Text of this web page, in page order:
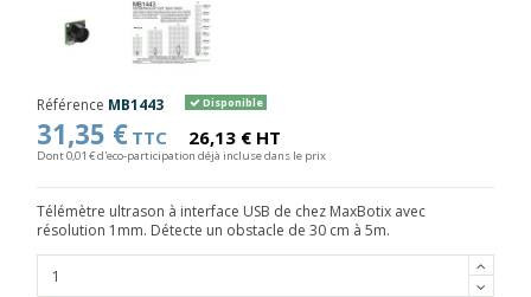
Référence MB1443 Disponible
31,35 € TTC 26,13 € HT
Dont 0,01 € d'eco-participation déjà incluse dans le prix
Télémètre ultrason à interface USB de chez MaxBotix avec
résolution 1mm. Détecte un obstacle de 30 cm à 5m.